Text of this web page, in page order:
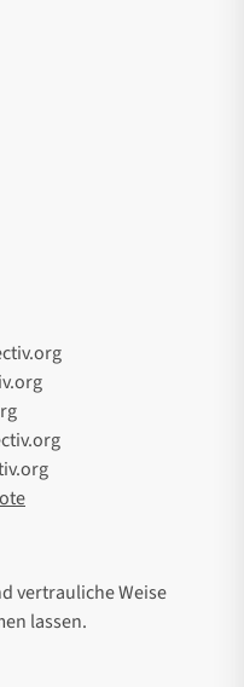
vertrauliche Weise
lassen.